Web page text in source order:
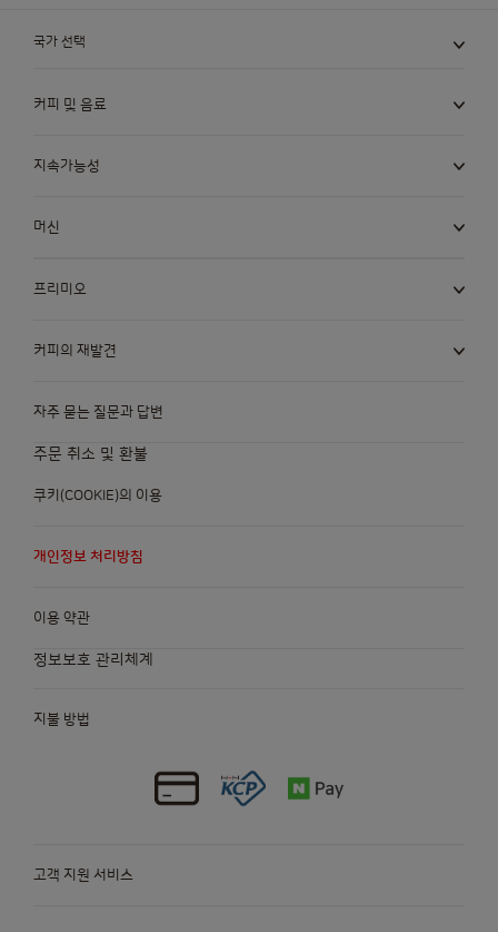
국가 선택
커피 및 음료
지속가능성
머신
프리미오
커피의 재발견
지불 방법
고객 지원 서비스
자주 묻는 질문과 답변
주문 취소 및 환불
쿠키(COOKIE)의 이용
개인정보 처리방침
이용 약관
정보보호 관리체계